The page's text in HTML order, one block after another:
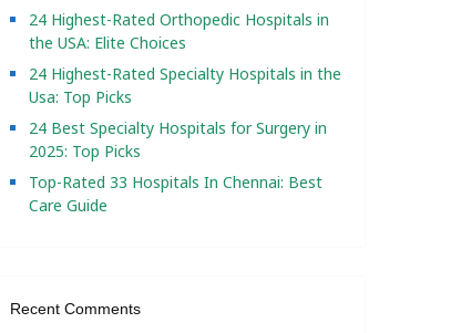
24 Highest-Rated Orthopedic Hospitals in
the USA: Elite Choices
24 Highest-Rated Specialty Hospitals in the
Usa: Top Picks
24 Best Specialty Hospitals for Surgery in
2025: Top Picks
Top-Rated 33 Hospitals In Chennai: Best
Care Guide
Recent Comments